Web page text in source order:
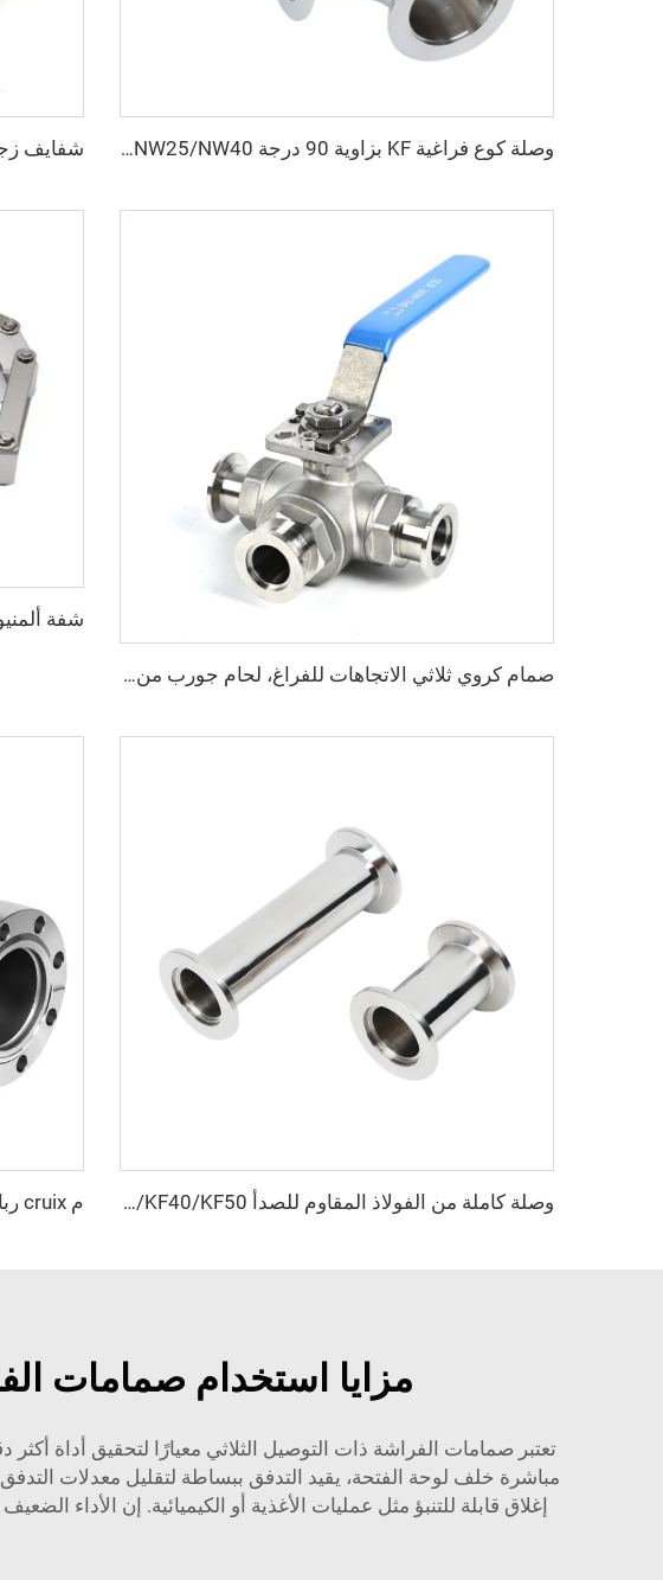
وصلة كوع فراغية KF بزاوية 90 درجة NW25/NW40 من الفولاذ المقاوم للصدأ، كوعات KF16/KF25/KF40/KF50 من الفولاذ SS304 وSS316L بزاوية 90 درجة
صمام كروي ثلاثي الاتجاهات للفراغ، لحام جورب من الفولاذ المقاوم للصدأ SS304/SS316L، شفة فولاذية ISO63-ISO100، منصة عالية، صمام كروي عالي الجودة ثلاثي الاتجاهات NW63/NW80/NW100
وصلة كاملة من الفولاذ المقاوم للصدأ SS304 SS316L KF16/KF25/KF40/KF50، حجم قابل للتخصيص L=40/60/80/100 مم، تركيبات أنابيب فراغية عالية الجودة، شفاه NW25/40
مزايا استخدام صمامات
تعتبر صمامات الفراشة ذات التوصيل الثلاثي معيارًا لتحقيق أداة
مباشرة خلف لوحة الفتحة، يقيد التدفق ببساطة لتقليل معدلات
إغلاق قابلة للتنبؤ مثل عمليات الأغذية أو الكيميائية. إن الأداء